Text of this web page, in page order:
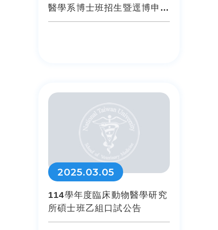
醫學系博士班招生暨逕博申請
口試公告
2025.03.05
114學年度臨床動物醫學研究
所碩士班乙組口試公告